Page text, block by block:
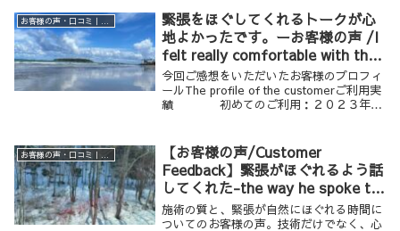
ワーク １２０分 （...
緊張をほぐしてくれるトークが心
地よかったです。ーお客様の声 /I
felt really comfortable with the
talking which released my tense
by therapist-Customer’s
Feedback
今回ご感想をいただいたお客様のプロフィ
ールThe profile of the customerご利用実
績 初めてのご利用：２０２３年年
ルサイネイザンライト）...
【お客様の声/Customer
Feedback】緊張がほぐれるよう話
してくれた-the way he spoke to
me helped me relax and release
my tension
施術の質と、緊張が自然にほぐれる時間に
ついてのお客様の声。技術だけでなく、心